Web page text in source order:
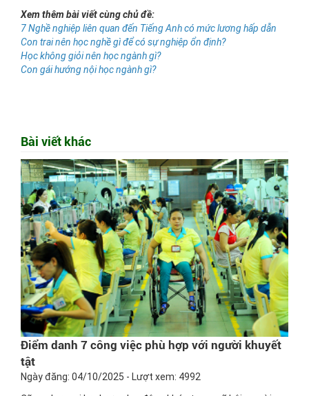
Xem thêm bài viết cùng chủ đề:
7 Nghề nghiệp liên quan đến Tiếng Anh có mức lương hấp dẫn
Con trai nên học nghề gì để có sự nghiệp ổn định?
Học không giỏi nên học ngành gì?
Con gái hướng nội học ngành gì?
Bài viết khác
Điểm danh 7 công việc phù hợp với người khuyết
tật
Ngày đăng: 04/10/2025 - Lượt xem: 4992